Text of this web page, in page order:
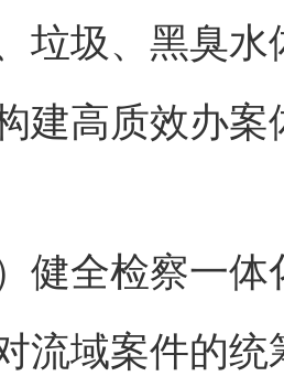
垃圾、黑臭
高质效办案
全检察一体
域案件的统